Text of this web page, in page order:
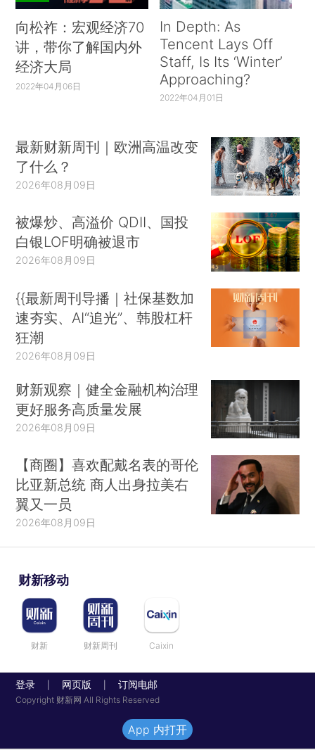
向松祚：宏观经济70
讲，带你了解国内外
经济大局
2022年04月06日
In Depth: As
Tencent Lays Off
Staff, Is Its ‘Winter’
Approaching?
2022年04月01日
最新财新周刊｜欧洲高温改变
了什么？
2026年08月09日
被爆炒、高溢价 QDII、国投
白银LOF明确被退市
2026年08月09日
{{最新周刊导播｜社保基数加
速夯实、AI“追光”、韩股杠杆
狂潮
2026年08月09日
财新观察｜健全金融机构治理
更好服务高质量发展
2026年08月09日
【商圈】喜欢配戴名表的哥伦
比亚新总统 商人出身拉美右
翼又一员
2026年08月09日
财新移动
财新 财新周刊 Caixin
登录 网页版 订阅电邮
Copyright 财新网 All Rights Reserved
App 内打开